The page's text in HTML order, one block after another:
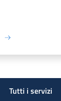
Tutti i servizi